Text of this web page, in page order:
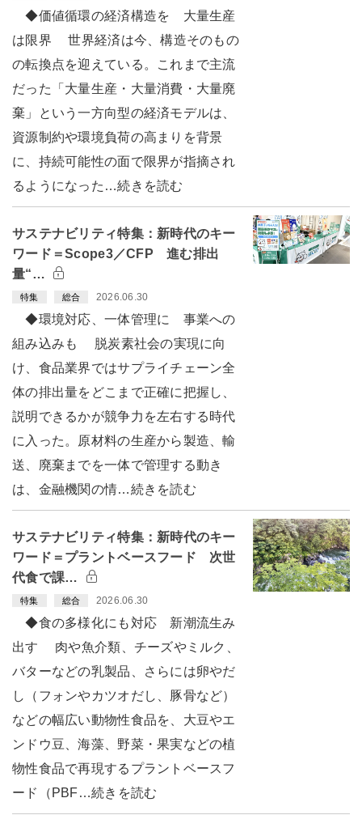
◆価値循環の経済構造を 大量生産
は限界 世界経済は今、構造そのもの
の転換点を迎えている。これまで主流
だった「大量生産・大量消費・大量廃
棄」という一方向型の経済モデルは、
資源制約や環境負荷の高まりを背景
に、持続可能性の面で限界が指摘され
るようになった…続きを読む
サステナビリティ特集：新時代のキー
ワード＝Scope3／CFP 進む排出
量“…
特集 総合 2026.06.30
◆環境対応、一体管理に 事業への
組み込みも 脱炭素社会の実現に向
け、食品業界ではサプライチェーン全
体の排出量をどこまで正確に把握し、
説明できるかが競争力を左右する時代
に入った。原材料の生産から製造、輸
送、廃棄までを一体で管理する動き
は、金融機関の情…続きを読む
サステナビリティ特集：新時代のキー
ワード＝プラントベースフード 次世
代食で課…
特集 総合 2026.06.30
◆食の多様化にも対応 新潮流生み
出す 肉や魚介類、チーズやミルク、
バターなどの乳製品、さらには卵やだ
し（フォンやカツオだし、豚骨など）
などの幅広い動物性食品を、大豆やエ
ンドウ豆、海藻、野菜・果実などの植
物性食品で再現するプラントベースフ
ード（PBF…続きを読む